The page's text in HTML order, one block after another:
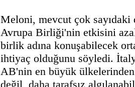
Meloni, mevcut çok
Avrupa Birliği'nin etkisini
birlik adına konuşabilecek
ihtiyaç olduğunu söyledi.
AB'nin en büyük
değil, daha tarafsız